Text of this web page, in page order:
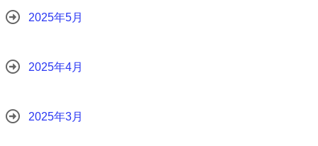
2025年5月
2025年4月
2025年3月